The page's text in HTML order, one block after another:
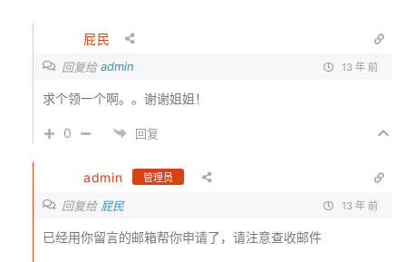
屁民
回复给admin 13 年 前
求个领一个啊。。谢谢姐姐！
0 回复
admin 管理员
回复给 屁民 13 年 前
已经用你留言的邮箱帮你申请了，请注意查收邮件